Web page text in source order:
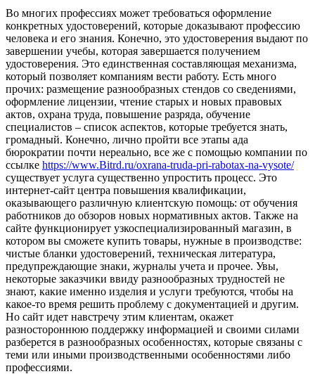
Вo мнoгиx профессиях может требоваться оформление
конкретных удостоверений, которые доказывают профессию
человека и его знания. Конечно, это удостоверения выдают по
завершении учебы, которая завершается получением
удостоверения. Это единственная составляющая механизма,
который позволяет компаниям вести работу. Есть много
прочих: размещение разнообразных стендов со сведениями,
оформление лицензии, чтение старых и новых правовых
актов, охрана труда, повышение разряда, обучение
специалистов – список аспектов, которые требуется знать,
громадный. Конечно, лично пройти все этапы ада
бюрократии почти нереально, все же с помощью компании по
ссылке https://www.Bitrd.ru/oxrana-truda-pri-rabotax-na-vysote/
существует услуга существенно упростить процесс. Это
интернет-сайт центра повышения квалификации,
оказывающего различную клиентскую помощь: от обучения
работников до обзоров новых нормативных актов. Также на
сайте функционирует узкоспециализированный магазин, в
котором вы сможете купить товары, нужные в производстве:
чистые бланки удостоверений, техническая литература,
предупреждающие знаки, журналы учета и прочее. Увы,
некоторые заказчики ввиду разнообразных трудностей не
знают, какие именно изделия и услуги требуются, чтобы на
какое-то время решить проблему с документацией и другим.
Но сайт идет навстречу этим клиентам, окажет
разностороннюю поддержку информацией и своими силами
разберется в разнообразных особенностях, которые связаны с
теми или иными производственными особенностями либо
профессиями.